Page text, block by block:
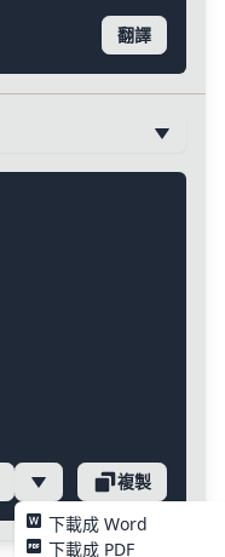
翻譯
下載成 Word
下載成 PDF
複製